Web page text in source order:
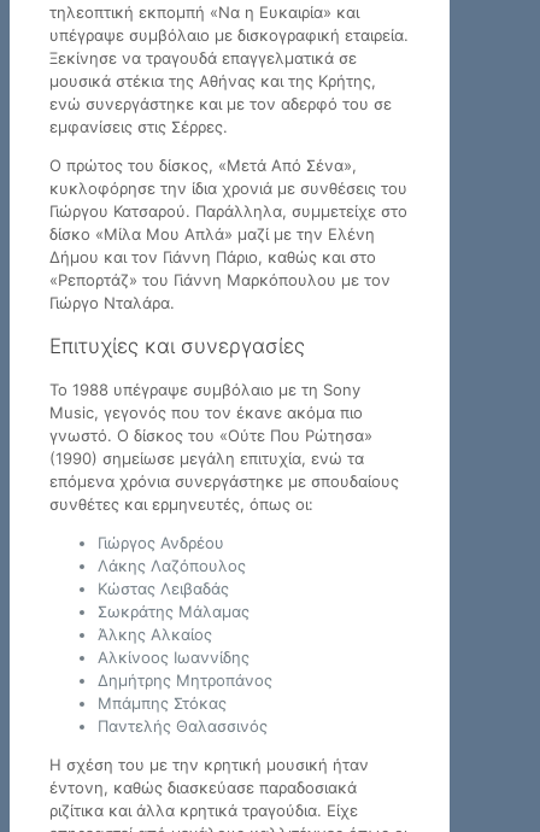
τηλεοπτική εκπομπή «Να η Ευκαιρία» και
υπέγραψε συμβόλαιο με δισκογραφική εταιρεία.
Ξεκίνησε να τραγουδά επαγγελματικά σε
μουσικά στέκια της Αθήνας και της Κρήτης,
ενώ συνεργάστηκε και με τον αδερφό του σε
εμφανίσεις στις Σέρρες.
Ο πρώτος του δίσκος, «Μετά Από Σένα»,
κυκλοφόρησε την ίδια χρονιά με συνθέσεις του
Γιώργου Κατσαρού. Παράλληλα, συμμετείχε στο
δίσκο «Μίλα Μου Απλά» μαζί με την Ελένη
Δήμου και τον Γιάννη Πάριο, καθώς και στο
«Ρεπορτάζ» του Γιάννη Μαρκόπουλου με τον
Γιώργο Νταλάρα.
Επιτυχίες και συνεργασίες
Το 1988 υπέγραψε συμβόλαιο με τη Sony
Music, γεγονός που τον έκανε ακόμα πιο
γνωστό. Ο δίσκος του «Ούτε Που Ρώτησα»
(1990) σημείωσε μεγάλη επιτυχία, ενώ τα
επόμενα χρόνια συνεργάστηκε με σπουδαίους
συνθέτες και ερμηνευτές, όπως οι:
Γιώργος Ανδρέου
Λάκης Λαζόπουλος
Κώστας Λειβαδάς
Σωκράτης Μάλαμας
Άλκης Αλκαίος
Αλκίνοος Ιωαννίδης
Δημήτρης Μητροπάνος
Μπάμπης Στόκας
Παντελής Θαλασσινός
Η σχέση του με την κρητική μουσική ήταν
έντονη, καθώς διασκεύασε παραδοσιακά
ριζίτικα και άλλα κρητικά τραγούδια. Είχε